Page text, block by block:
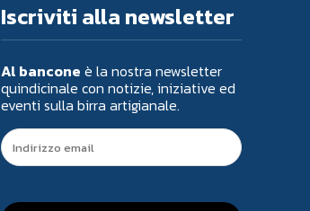
Iscriviti alla newsletter
Al bancone è la nostra newsletter
quindicinale con notizie, iniziative ed
eventi sulla birra artigianale.